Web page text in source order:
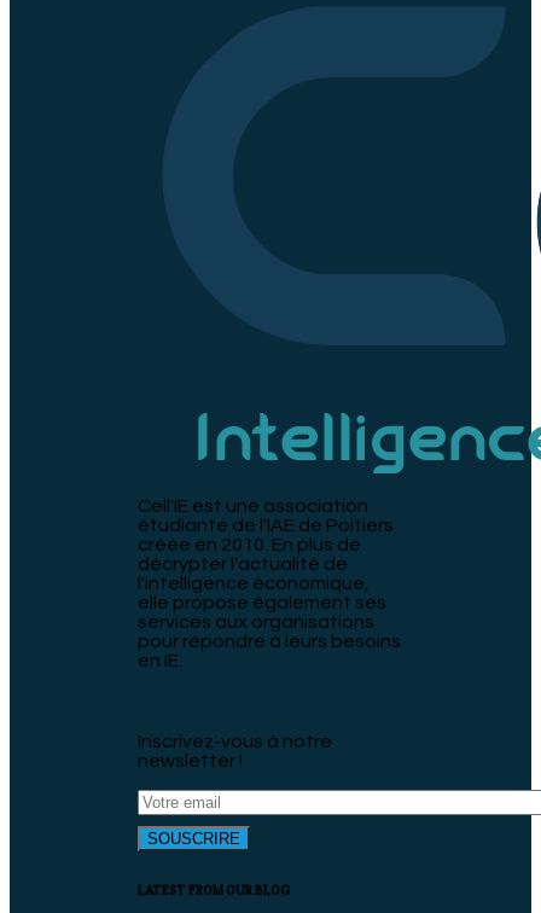
Cell'IE est une association
étudiante de l'IAE de Poitiers
créée en 2010. En plus de
décrypter l'actualité de
l'intelligence économique,
elle propose également ses
services aux organisations
pour répondre à leurs besoins
en IE.
Inscrivez-vous à notre
newsletter !
LATEST FROM OUR BLOG